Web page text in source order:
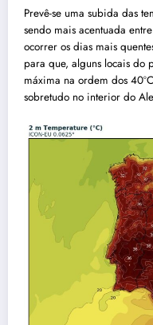
Prevê-se uma subida das
sendo mais acentuada
ocorrer os dias mais
para que, alguns locais do
máxima na ordem dos
sobretudo no interior do